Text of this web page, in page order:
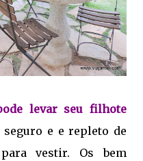
levar seu filhote
e e repleto de
vestir. Os bem